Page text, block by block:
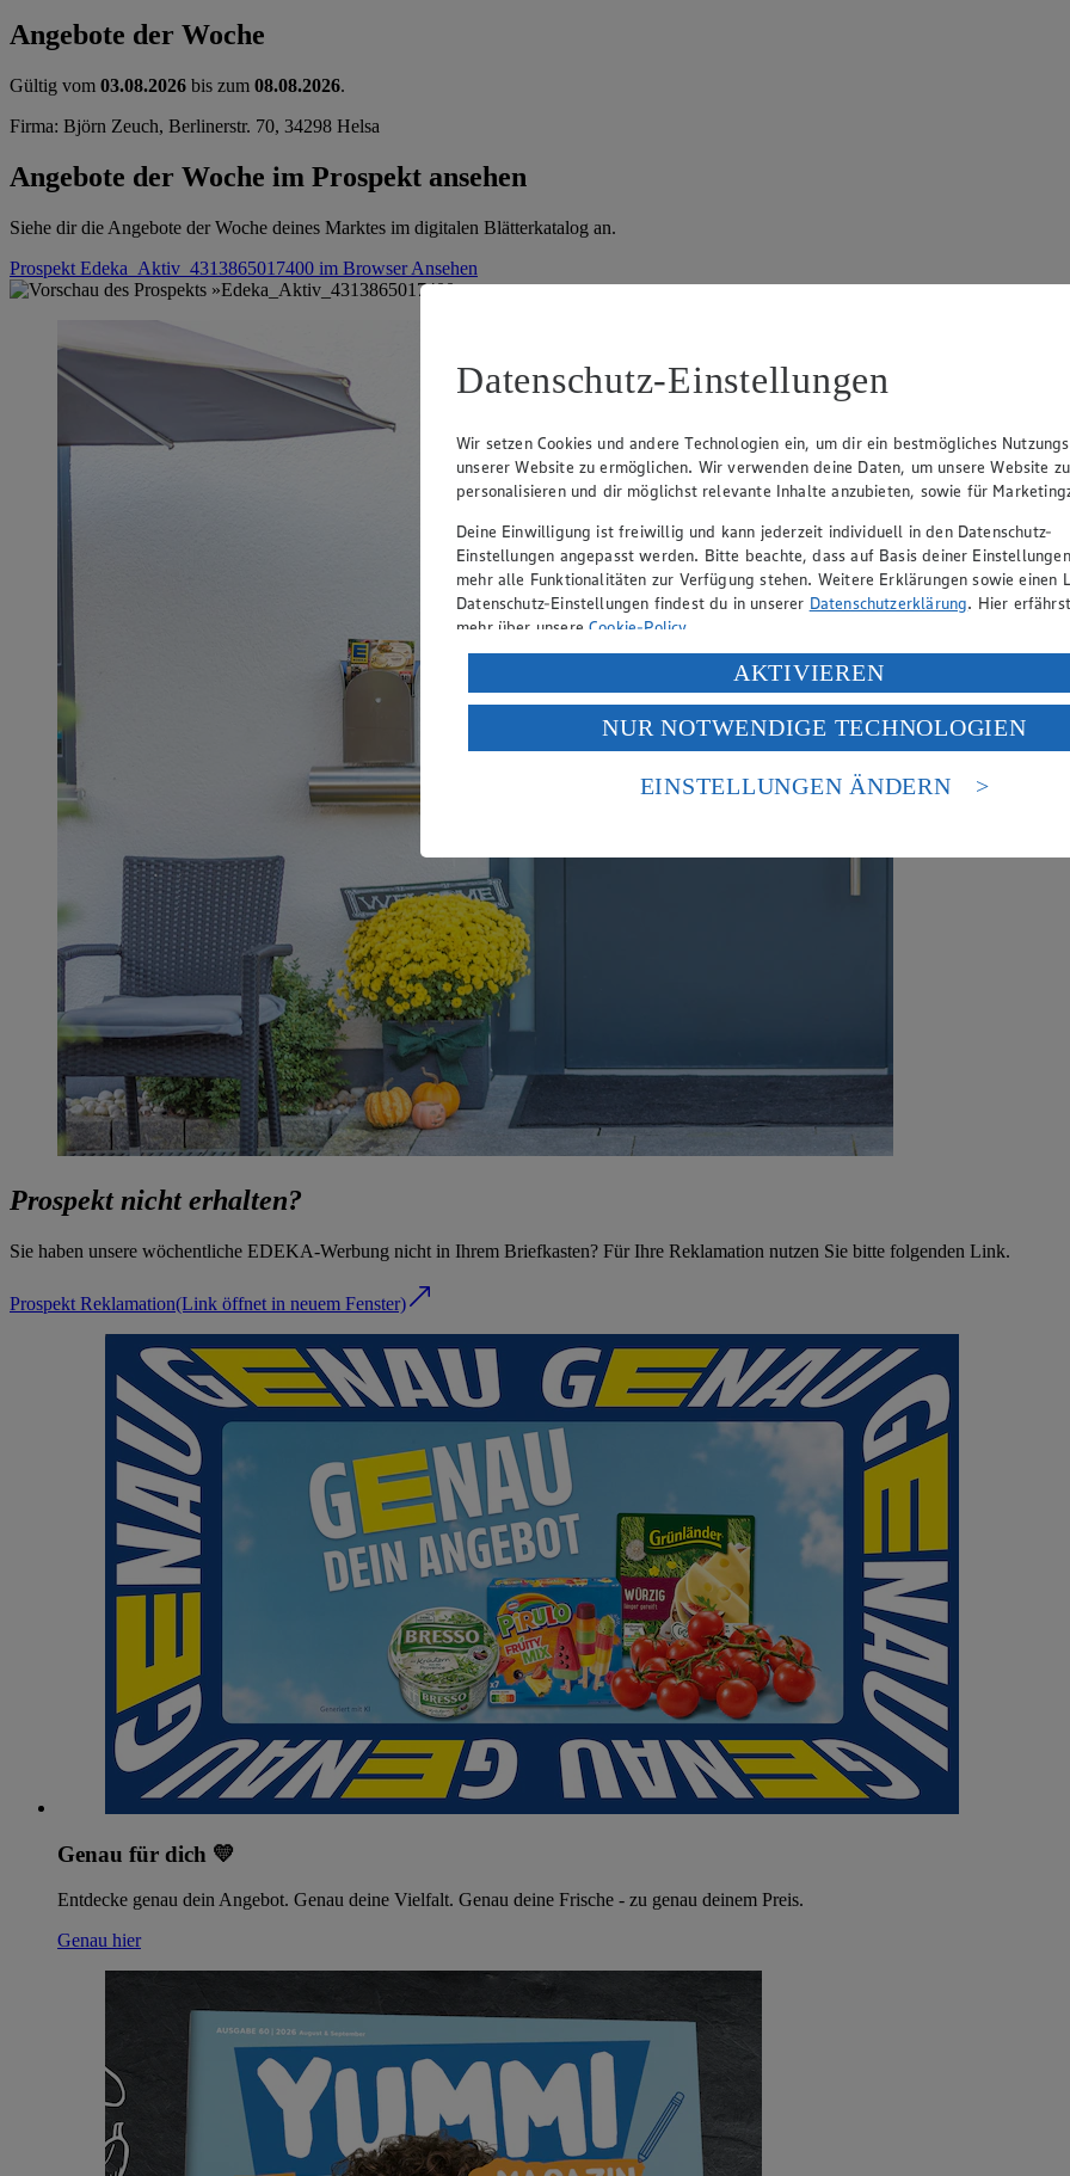
Angebote der Woche
Gültig vom 03.08.2026 bis zum 08.08.2026.
Firma: Björn Zeuch, Berlinerstr. 70, 34298 Helsa
Angebote der Woche im Prospekt ansehen
Siehe dir die Angebote der Woche deines Marktes im digitalen Blätterkatalog an.
Prospekt Edeka_Aktiv_4313865017400 im BrowserAnsehen
Prospekt nicht erhalten?
Sie haben unsere wöchentliche EDEKA-Werbung nicht in Ihrem Briefkasten? Für Ihre Reklamation nutzen Sie bitte folgenden Link.
Prospekt Reklamation(Link öffnet in neuem Fenster)
Genau für dich 💛
Entdecke genau dein Angebot. Genau deine Vielfalt. Genau deine Frische - zu genau deinem Preis.
Genau hier
Datenschutz-Einstellungen
Wir setzen Cookies und andere Technologien ein, um dir ein bestmögliches
unserer Website zu ermöglichen. Wir verwenden deine Daten, um unsere Website zu
personalisieren und dir möglichst relevante Inhalte anzubieten, sowie für
Deine Einwilligung ist freiwillig und kann jederzeit individuell in den Datenschutz-
Einstellungen angepasst werden. Bitte beachte, dass auf Basis deiner
mehr alle Funktionalitäten zur Verfügung stehen. Weitere Erklärungen sowie einen
Datenschutz-Einstellungen findest du in unserer Datenschutzerklärung. Hier
mehr über unsereCookie-Policy.
Verarbeitung deiner personenbezogenen Daten in den USA durch Facebook und
Wenn du auf „Aktivieren“ klickst, willigst du im Sinne des Art. 49 Abs. 1 Satz 1 lit.
ein, dass deine Daten in den USA verarbeitet werden. Der EuGH sieht die USA als
einem nach europäischen Standards nicht angemessenen Datenschutzniveau an. Es
Risiko eines Zugriffs durch US-amerikanische Behörden.
AKTIVIEREN
NUR NOTWENDIGE TECHNOLOGIEN
EINSTELLUNGEN ÄNDERN